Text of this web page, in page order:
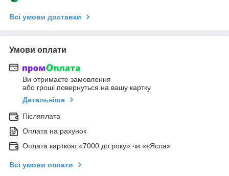
Всі умови доставки
Умови оплати
Ви отримаєте замовлення
або гроші повернуться на вашу картку
Детальніше
Післяплата
Оплата на рахунок
Оплата карткою «7000 до року» чи «єЯсла»
Всі умови оплати